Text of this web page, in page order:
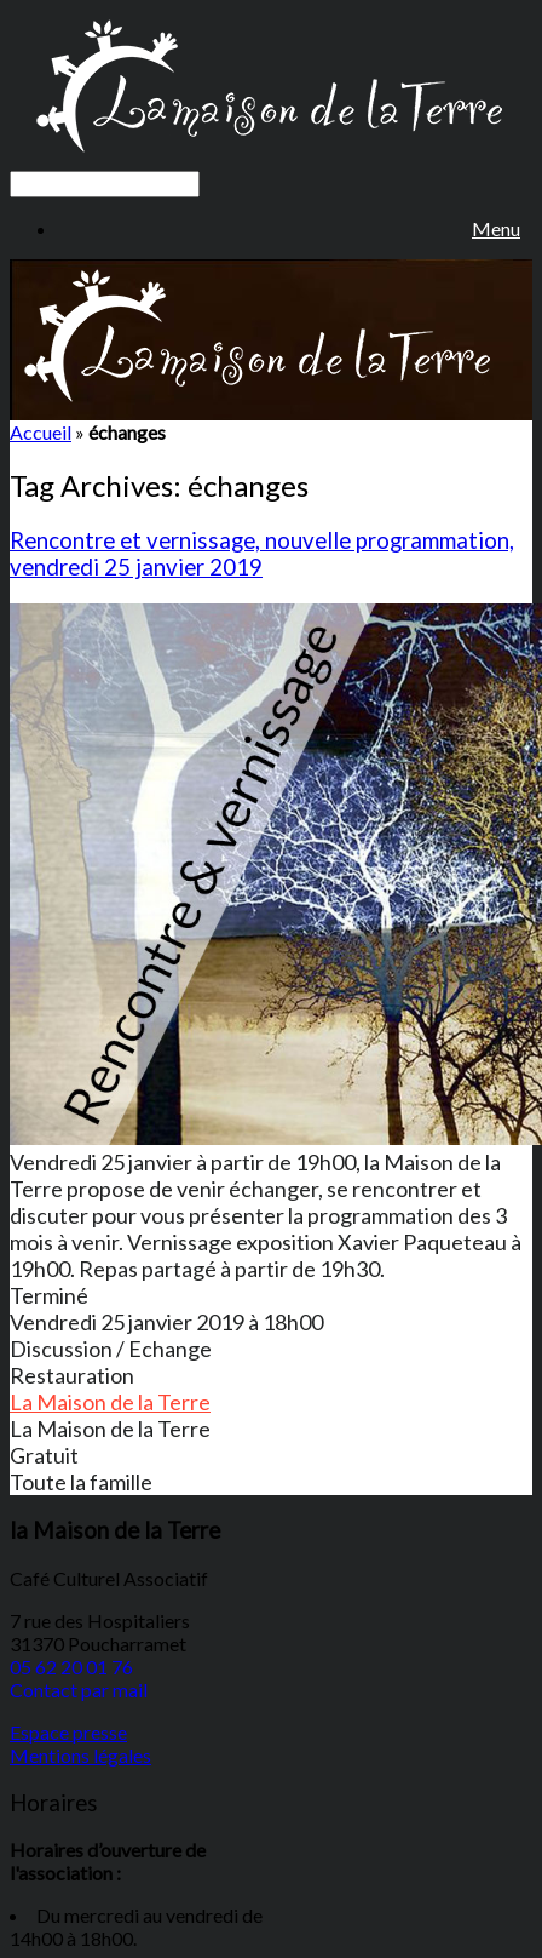
Menu
Accueil » échanges
Tag Archives: échanges
Rencontre et vernissage, nouvelle programmation,
vendredi 25 janvier 2019
Vendredi 25 janvier à partir de 19h00, la Maison de la
Terre propose de venir échanger, se rencontrer et
discuter pour vous présenter la programmation des 3
mois à venir. Vernissage exposition Xavier Paqueteau à
19h00. Repas partagé à partir de 19h30.
Terminé
Vendredi 25 janvier 2019 à 18h00
Discussion / Echange
Restauration
La Maison de la Terre
La Maison de la Terre
Gratuit
Toute la famille
la Maison de la Terre
Café Culturel Associatif
7 rue des Hospitaliers
31370 Poucharramet
05 62 20 01 76
Contact par mail
Espace presse
Mentions légales
Horaires
Horaires d’ouverture de
l'association :
Du mercredi au vendredi de
14h00 à 18h00.